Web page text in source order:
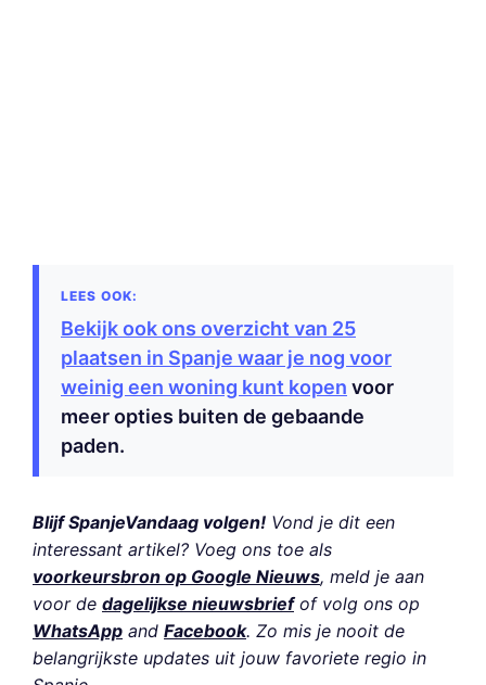
Bekijk ook ons overzicht van 25
plaatsen in Spanje waar je nog voor
weinig een woning kunt kopen voor
meer opties buiten de gebaande
paden.
Blijf SpanjeVandaag volgen! Vond je dit een
interessant artikel? Voeg ons toe als
voorkeursbron op Google Nieuws, meld je aan
voor de dagelijkse nieuwsbriefof volg ons op
WhatsApp and Facebook. Zo mis je nooit de
belangrijkste updates uit jouw favoriete regio in